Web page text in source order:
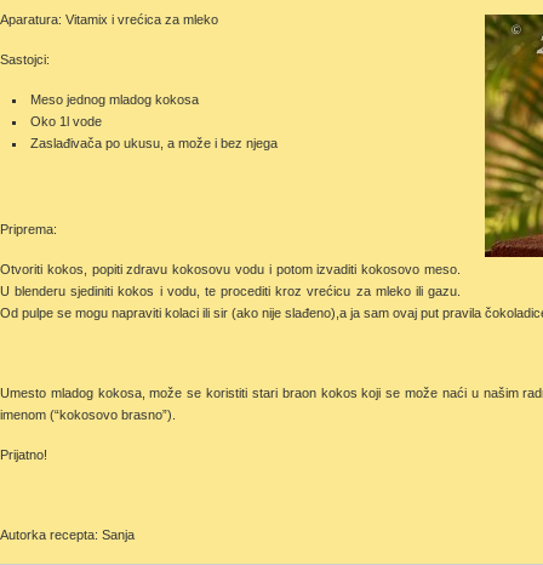
Aparatura: Vitamix i vrećica za mleko
Sastojci:
Meso jednog mladog kokosa
Oko 1l vode
Zaslađivača po ukusu, a može i bez njega
Priprema:
Otvoriti kokos, popiti zdravu kokosovu vodu i potom izvaditi kokosovo meso.
U blenderu sjediniti kokos i vodu, te procediti kroz vrećicu za mleko ili gazu.
Od pulpe se mogu napraviti kolaci ili sir (ako nije slađeno),a ja sam ovaj put pravila
Umesto mladog kokosa, može se koristiti stari braon kokos koji se može naći u našim
imenom (“kokosovo brasno”).
Prijatno!
Autorka recepta: Sanja